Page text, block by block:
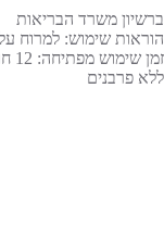
ברשיון משרד הבריאות
הוראות שימוש: למרוח
זמן שימוש מפתיחה: 12 חודשים
ללא פרבנים